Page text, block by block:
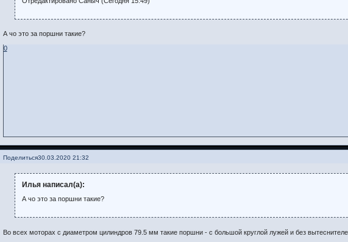
А чо это за поршни такие?
0
Поделиться30.03.2020 21:32
Илья написал(а):
А чо это за поршни такие?
Во всех моторах с диаметром цилиндров 79.5 мм такие поршни - с большой круглой лужей и без